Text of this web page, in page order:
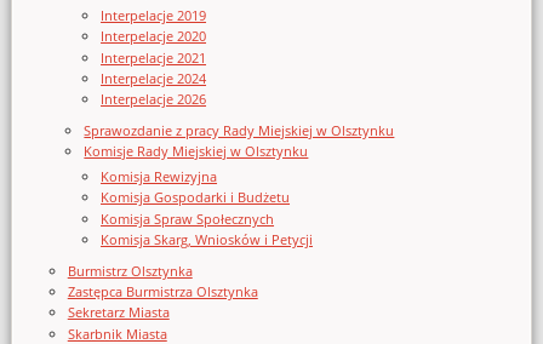
Interpelacje 2019
Interpelacje 2020
Interpelacje 2021
Interpelacje 2024
Interpelacje 2026
Sprawozdanie z pracy Rady Miejskiej w Olsztynku
Komisje Rady Miejskiej w Olsztynku
Komisja Rewizyjna
Komisja Gospodarki i Budżetu
Komisja Spraw Społecznych
Komisja Skarg, Wniosków i Petycji
Burmistrz Olsztynka
Zastępca Burmistrza Olsztynka
Sekretarz Miasta
Skarbnik Miasta